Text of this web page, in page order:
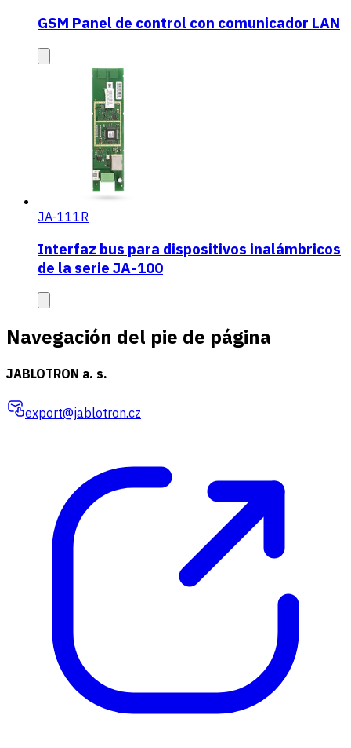
GSM Panel de control con comunicador LAN
JA-111R
Interfaz bus para dispositivos inalámbricos
de la serie JA-100
Navegación del pie de página
JABLOTRON a. s.
export@jablotron.cz